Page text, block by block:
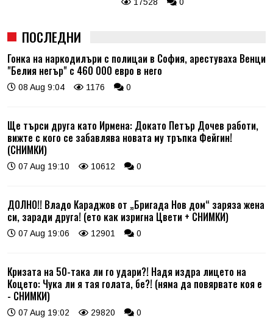
ПОСЛЕДНИ
Гонка на наркодилъри с полицаи в София, арестуваха Венци
"Белия негър" с 460 000 евро в него
08 Aug 9:04 1176 0
Ще търси друга като Ирмена: Докато Петър Дочев работи,
вижте с кого се забавлява новата му тръпка Фейгин!
(СНИМКИ)
07 Aug 19:10 10612 0
ДОЛНО!! Владо Караджов от „Бригада Нов дом“ заряза жена
си, заради друга! (ето как изригна Цвети + СНИМКИ)
07 Aug 19:06 12901 0
Кризата на 50-така ли го удари?! Надя издра лицето на
Коцето: Чука ли я тая голата, бе?! (няма да повярвате коя е
- СНИМКИ)
07 Aug 19:02 29820 0